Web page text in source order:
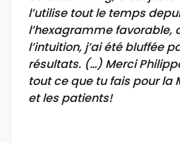
l’utilise tout le temps
l’hexagramme favorable,
l’intuition, j’ai été bluffée
résultats. (…) Merci
tout ce que tu fais pour la
et les patients!